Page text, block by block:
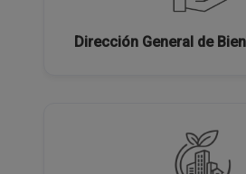
Dirección General de